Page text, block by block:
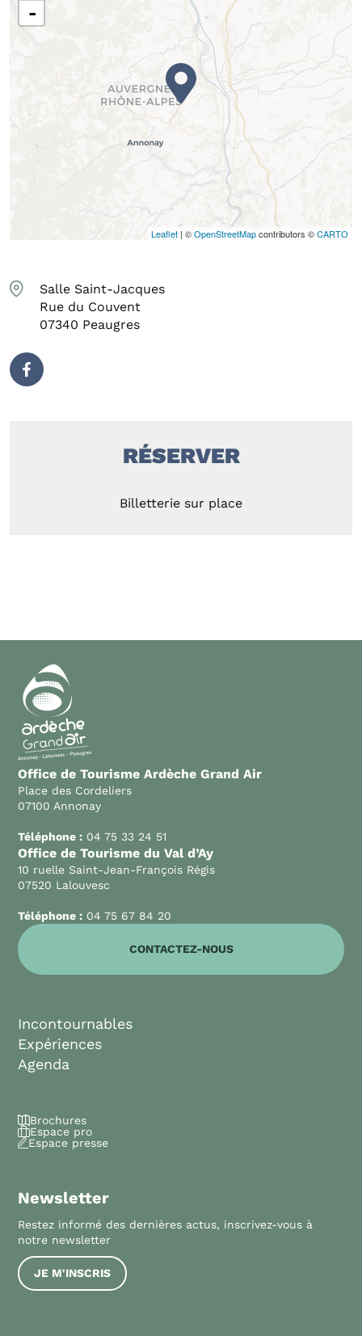
-
Leaflet | ©OpenStreetMapcontributors ©CARTO
Salle Saint-Jacques
Rue du Couvent
07340 Peaugres
RÉSERVER
Billetterie sur place
Office de Tourisme Ardèche Grand Air
Place des Cordeliers
07100 Annonay
Téléphone : 04 75 33 24 51
Office de Tourisme du Val d’Ay
10 ruelle Saint-Jean-François Régis
07520 Lalouvesc
Téléphone : 04 75 67 84 20
CONTACTEZ-NOUS
Incontournables
Expériences
Agenda
Brochures
Espace pro
Espace presse
Newsletter
Restez informé des dernières actus, inscrivez-vous à
notre newsletter
JE M'INSCRIS